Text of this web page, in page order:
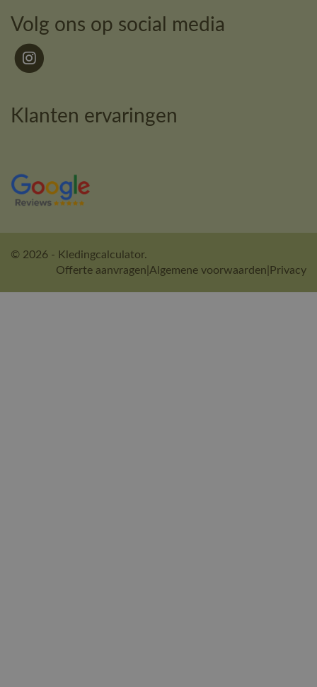
Volg ons op social media
Klanten ervaringen
© 2026 - Kledingcalculator.
Offerte aanvragen Algemene voorwaarden Privacy